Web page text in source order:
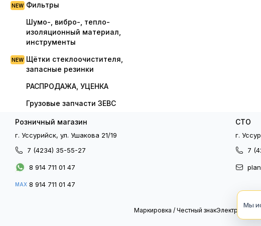
Фильтры
Шумо-, вибро-, тепло-
изоляционный материал,
инструменты
Щётки стеклоочистителя,
запасные резинки
РАСПРОДАЖА, УЦЕНКА
Грузовые запчасти ЗЕВС
Розничный магазин
г. Уссурийск, ул. Ушакова 21/19
7 (4234) 35-55-27
8 914 711 01 47
MAX 8 914 711 01 47
СТО
г.
7
Маркировка / Честный знакЭлектронный
Мы